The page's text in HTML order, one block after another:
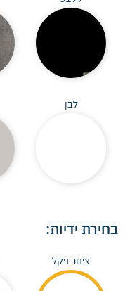
לבן
בחירת ידיות:
צינור ניקל